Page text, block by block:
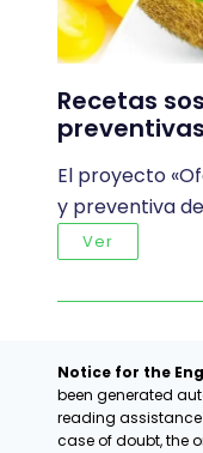
Recetas
El proyecto
y preventiva
Ver
Notice for the
been generated
reading
case of doubt, the